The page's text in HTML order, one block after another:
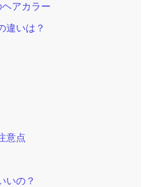
アカラー
違いは？
意点
いの？